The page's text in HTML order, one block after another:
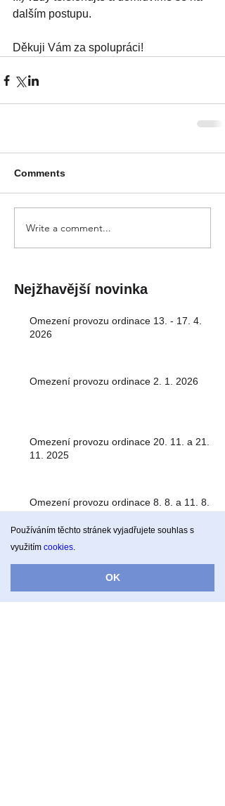
Používáním těchto stránek vyjadřujete souhlas s
využitím cookies
OK
dalším postupu.
Děkuji Vám za spolupráci!
Comments
Write a comment...
Nejžhavější novinka
Omezení provozu ordinace 13. - 17. 4.
2026
Omezení provozu ordinace 2. 1. 2026
Omezení provozu ordinace 20. 11. a 21.
11. 2025
Omezení provozu ordinace 8. 8. a 11. 8.
Omezení provozu ordinace 9. 5. 2025